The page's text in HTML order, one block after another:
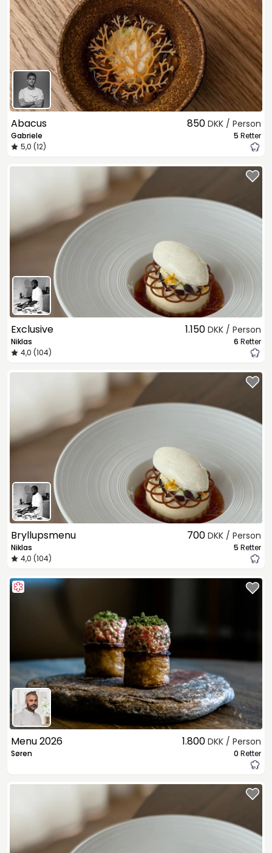
Abacus
Gabriele
5,0 (12)
850 DKK / Person
5 Retter
Exclusive
Niklas
4,0 (104)
1.150 DKK / Person
6 Retter
Bryllupsmenu
Niklas
4,0 (104)
700 DKK / Person
5 Retter
Menu 2026
Søren
1.800 DKK / Person
0 Retter